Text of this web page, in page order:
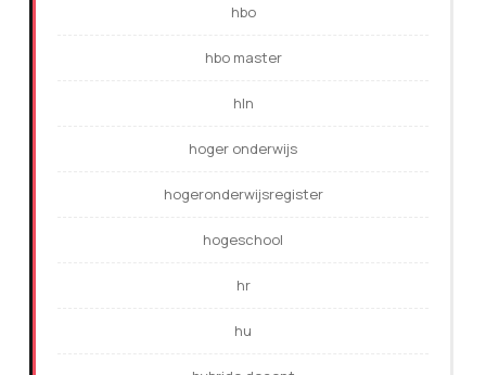
hbo
hbo master
hln
hoger onderwijs
hogeronderwijsregister
hogeschool
hr
hu